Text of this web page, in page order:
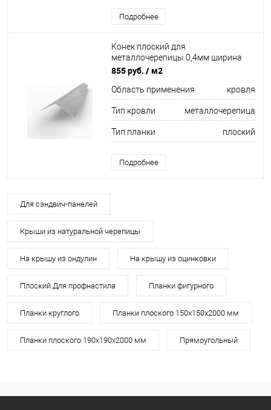
Подробнее
Конек плоский для
металлочерепицы 0,4мм ширина
более 625 мм
855 руб. / м2
Область применения кровля
Тип кровли металлочерепица
Тип планки плоский
Подробнее
Для сэндвич-панелей
Крыши из натуральной черепицы
На крышу из ондулин На крышу из оцинковки
Плоский Для профнастила Планки фигурного
Планки круглого Планки плоского 150х150х2000 мм
Планки плоского 190х190х2000 мм Прямоугольный